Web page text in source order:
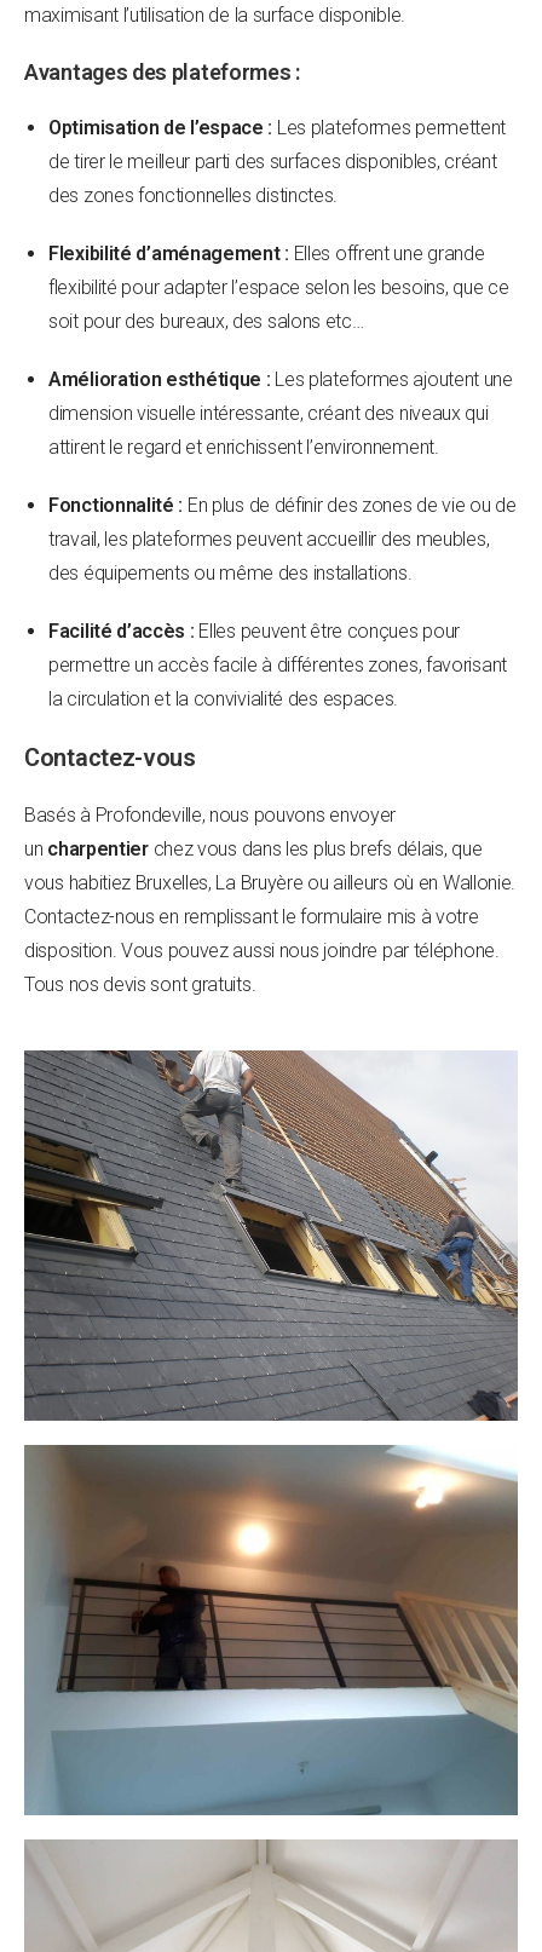
maximisant l’utilisation de la surface disponible.
Avantages des plateformes :
Optimisation de l’espace : Les plateformes permettent
de tirer le meilleur parti des surfaces disponibles, créant
des zones fonctionnelles distinctes.
Flexibilité d’aménagement : Elles offrent une grande
flexibilité pour adapter l’espace selon les besoins, que ce
soit pour des bureaux, des salons etc…
Amélioration esthétique : Les plateformes ajoutent une
dimension visuelle intéressante, créant des niveaux qui
attirent le regard et enrichissent l’environnement.
Fonctionnalité : En plus de définir des zones de vie ou de
travail, les plateformes peuvent accueillir des meubles,
des équipements ou même des installations.
Facilité d’accès : Elles peuvent être conçues pour
permettre un accès facile à différentes zones, favorisant
la circulation et la convivialité des espaces.
Contactez-vous
Basés à Profondeville, nous pouvons envoyer
un charpentierchez vous dans les plus brefs délais, que
vous habitiez Bruxelles, La Bruyère ou ailleurs où en Wallonie.
Contactez-nous en remplissant le formulaire mis à votre
disposition. Vous pouvez aussi nous joindre par téléphone.
Tous nos devis sont gratuits.